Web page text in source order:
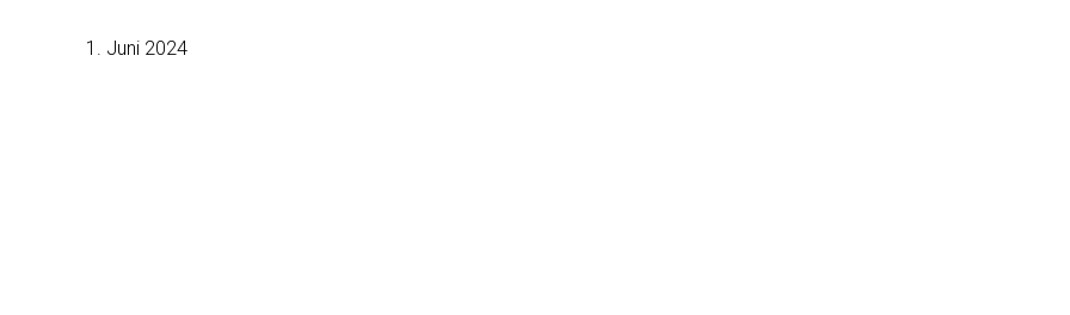
1. Juni 2024